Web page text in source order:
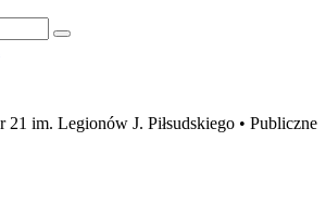
21 im. Legionów J. Piłsudskiego • Publiczne